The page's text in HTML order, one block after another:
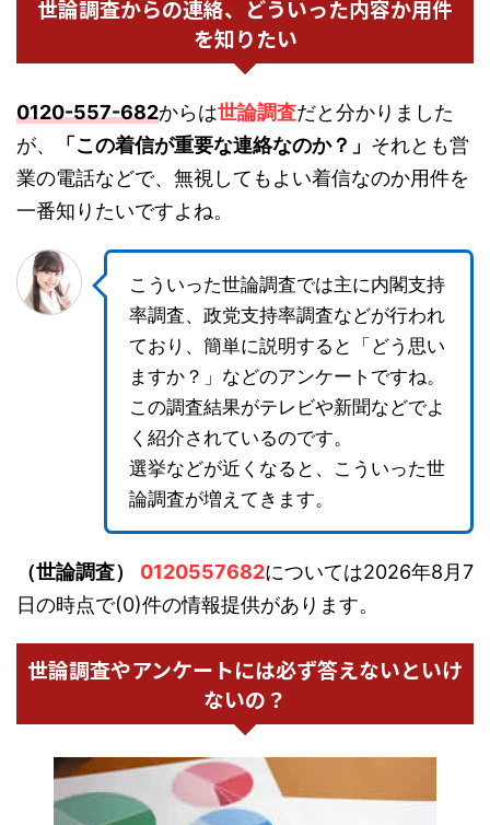
世論調査からの連絡、どういった内容か用件
を知りたい
0120-557-682からは世論調査だと分かりました
が、
「この着信が重要な連絡なのか？」 それとも営
業の電話などで、無視してもよい着信なのか用件を
一番知りたいですよね。
こういった世論調査では主に内閣支持
率調査、政党支持率調査などが行われ
ており、簡単に説明すると「どう思い
ますか？」などのアンケートですね。
この調査結果がテレビや新聞などでよ
く紹介されているのです。
選挙などが近くなると、こういった世
論調査が増えてきます。
（世論調査） 0120557682については2026年8月7
日の時点で(0)件の情報提供があります。
世論調査やアンケートには必ず答えないといけ
ないの？